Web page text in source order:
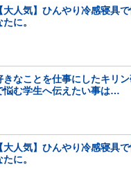
【大人気】ひんやり冷感寝具
たに。
きなことを仕事にしたキリ
悩む学生へ伝えたい事は…
【大人気】ひんやり冷感寝具
たに。